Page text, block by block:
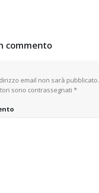
commento
email non sarà pubblicato.
sono contrassegnati *